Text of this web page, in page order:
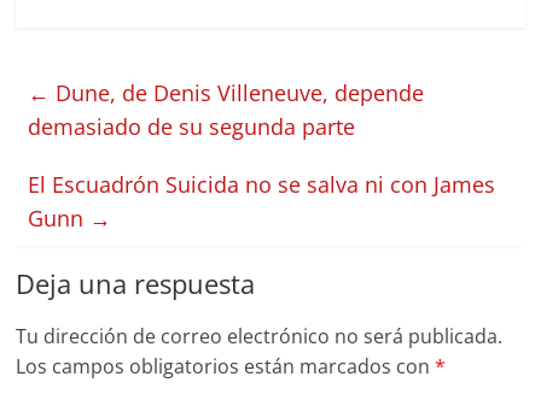
← Dune, de Denis Villeneuve, depende
demasiado de su segunda parte
El Escuadrón Suicida no se salva ni con James
Gunn →
Deja una respuesta
Tu dirección de correo electrónico no será publicada.
Los campos obligatorios están marcados con*